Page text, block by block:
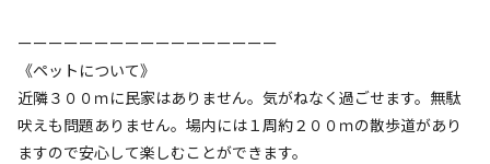
ーーーーーーーーーーーーーーーーー
《ペットについて》
近隣３００ｍに民家はありません。気がねなく過ごせます。無駄
吠えも問題ありません。場内には１周約２００ｍの散歩道があり
ますので安心して楽しむことができます。
利用タイプ
宿泊 日帰り